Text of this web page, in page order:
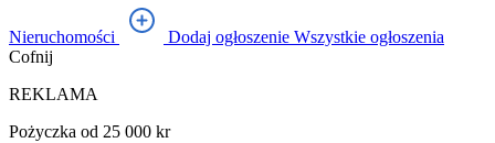
Nieruchomości Dodaj ogłoszenie Wszystkie ogłoszenia
Cofnij
REKLAMA
Pożyczka od 25 000 kr